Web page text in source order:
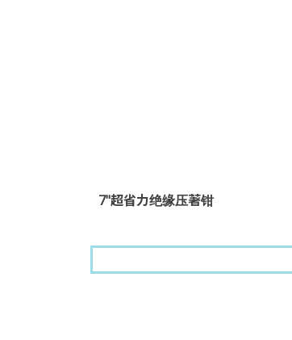
7"超省力绝缘压著钳